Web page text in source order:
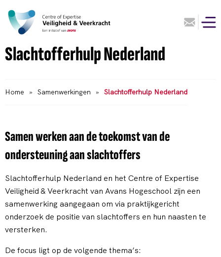
Slachtofferhulp Nederland
Home » Samenwerkingen » Slachtofferhulp Nederland
Samen werken aan de toekomst van de
ondersteuning aan slachtoffers
Slachtofferhulp Nederland en het Centre of Expertise
Veiligheid & Veerkracht van Avans Hogeschool zijn een
samenwerking aangegaan om via praktijkgericht
onderzoek de positie van slachtoffers en hun naasten te
versterken.
De focus ligt op de volgende thema’s: